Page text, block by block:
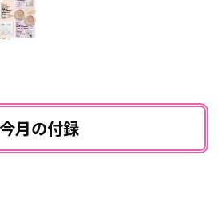
今月の付録